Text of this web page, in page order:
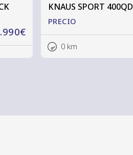
KNAUS SPORT 400QD
PRECIO
0 km